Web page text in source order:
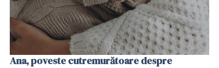
Ana, poveste cutremurătoare despre